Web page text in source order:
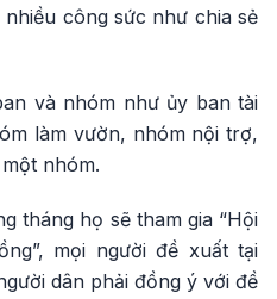
công sức như chia sẻ
và nhóm như ủy ban tài
làm vườn, nhóm nội trợ,
nhóm.
tháng họ sẽ tham gia “Hội
mọi người đề xuất tại
dân phải đồng ý với đề